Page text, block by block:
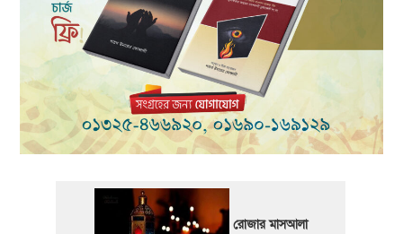
রোজার মাসআলা